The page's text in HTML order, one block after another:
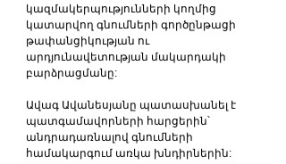
կազմակերպությունների կողմից
կատարվող գնումների գործընթացի
թափանցիկության ու
արդյունավետության մակարդակի
բարձրացմանը:
Ավագ Ավանեսյանը պատասխանել է
պատգամավորների հարցերին՝
անդրադառնալով գնումների
համակարգում առկա խնդիրներին: